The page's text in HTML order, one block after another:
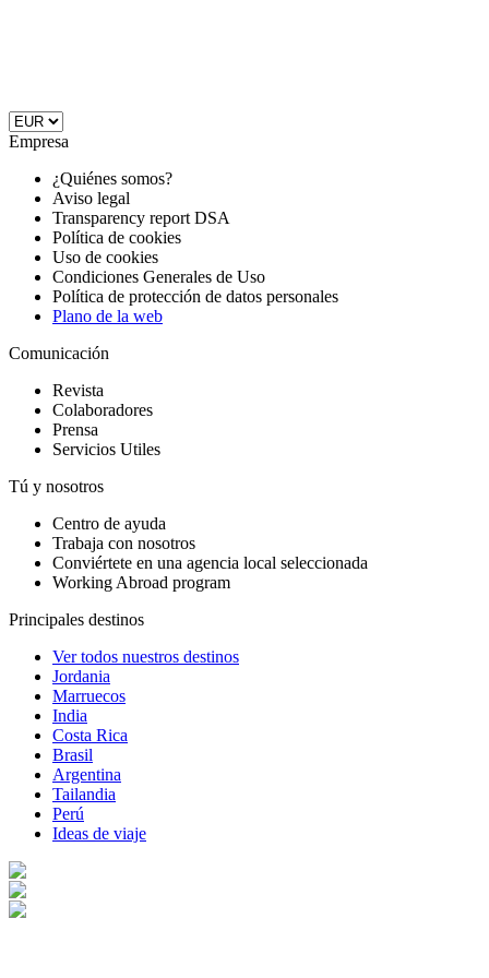
Empresa
¿Quiénes somos?
Aviso legal
Transparency report DSA
Política de cookies
Uso de cookies
Condiciones Generales de Uso
Política de protección de datos personales
Plano de la web
Comunicación
Revista
Colaboradores
Prensa
Servicios Utiles
Tú y nosotros
Centro de ayuda
Trabaja con nosotros
Conviértete en una agencia local seleccionada
Working Abroad program
Principales destinos
Ver todos nuestros destinos
Jordania
Marruecos
India
Costa Rica
Brasil
Argentina
Tailandia
Perú
Ideas de viaje